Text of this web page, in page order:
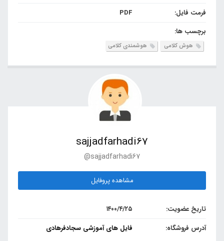
فرمت فایل:
PDF
برچسب ها:
هوش کلامی هوشمندی کلامی
sajjadfarhadi67
@sajjadfarhadi67
مشاهده پروفایل
تاریخ عضویت:
۱۴۰۰/۴/۲۵
آدرس فروشگاه:
فایل های آموزشی سجادفرهادی